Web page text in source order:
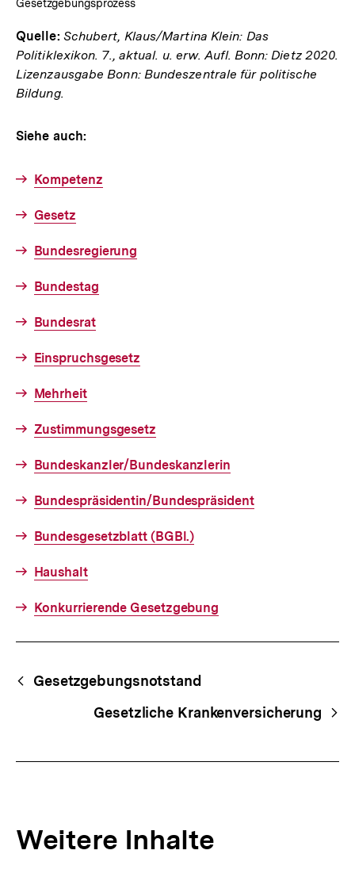
Gesetzgebungsprozess
Quelle: Schubert, Klaus/Martina Klein: Das
Politiklexikon. 7., aktual. u. erw. Aufl. Bonn: Dietz 2020.
Lizenzausgabe Bonn: Bundeszentrale für politische
Bildung.
Siehe auch:
Kompetenz
Gesetz
Bundesregierung
Bundestag
Bundesrat
Einspruchsgesetz
Mehrheit
Zustimmungsgesetz
Bundeskanzler/Bundeskanzlerin
Bundespräsidentin/Bundespräsident
Bundesgesetzblatt (BGBl.)
Haushalt
Konkurrierende Gesetzgebung
Begriffsnavigation
Content-
Navigation
Gesetzgebungsnotstand
Gesetzliche Krankenversicherung
Weitere Inhalte